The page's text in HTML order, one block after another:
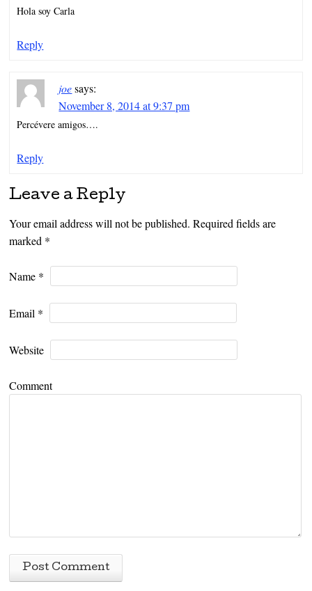
Hola soy Carla
Reply
joe says:
November 8, 2014 at 9:37 pm
Percévere amigos….
Reply
Leave a Reply
Your email address will not be published. Required fields are
marked *
Name *
Email *
Website
Comment